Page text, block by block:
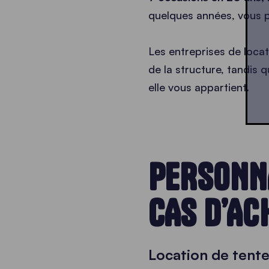
quelques années,
Les entreprises de
de la structure, tandis
elle vous appartient.
CAS
Location de